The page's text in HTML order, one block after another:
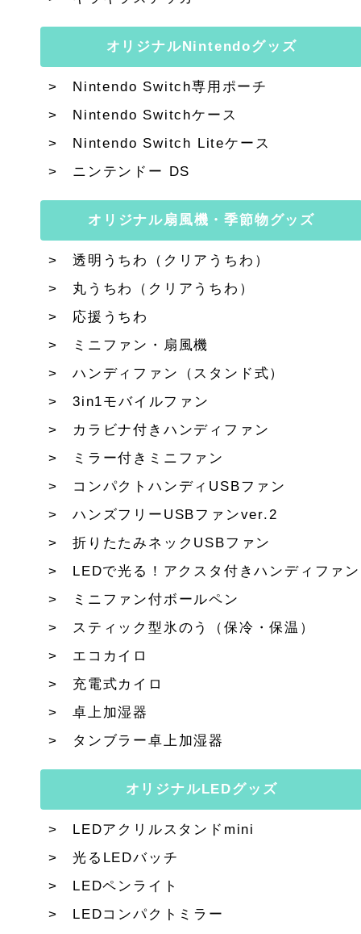
オリジナルNintendoグッズ
Nintendo Switch専用ポーチ
Nintendo Switchケース
Nintendo Switch Liteケース
ニンテンドー DS
オリジナル扇風機・季節物グッズ
透明うちわ（クリアうちわ）
丸うちわ（クリアうちわ）
応援うちわ
ミニファン・扇風機
ハンディファン（スタンド式）
3in1モバイルファン
カラビナ付きハンディファン
ミラー付きミニファン
コンパクトハンディUSBファン
ハンズフリーUSBファンver.2
折りたたみネックUSBファン
LEDで光る！アクスタ付きハンディファン
ミニファン付ボールペン
スティック型氷のう（保冷・保温）
エコカイロ
充電式カイロ
卓上加湿器
タンブラー卓上加湿器
オリジナルLEDグッズ
LEDアクリルスタンドmini
光るLEDバッチ
LEDペンライト
LEDコンパクトミラー